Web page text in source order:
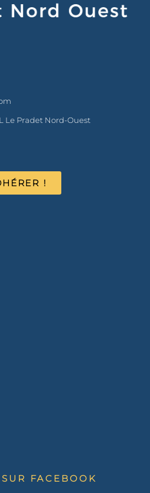
Le Pradet Nord-Ouest
!
FACEBOOK